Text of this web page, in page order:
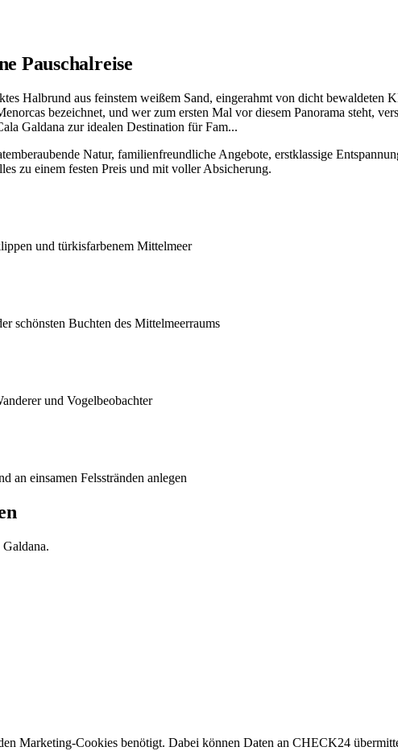
Pauschalreise
Halbrund aus feinstem weißem Sand, eingerahmt von dicht
bezeichnet, und wer zum ersten Mal vor diesem Panorama steht,
Galdana zur idealen Destination für Fam...
Natur, familienfreundliche Angebote, erstklassige
zu einem festen Preis und mit voller Absicherung.
und türkisfarbenem Mittelmeer
schönsten Buchten des Mittelmeerraums
und Vogelbeobachter
an einsamen Felsstränden anlegen
Marketing-Cookies benötigt. Dabei können Daten an CHECK24